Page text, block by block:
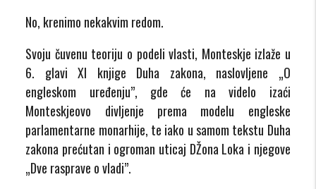
No, krenimo nekakvim redom.
Svoju čuvenu teoriju o podeli vlasti, Monteskje izlaže u
6. glavi XI knjige Duha zakona, naslovljene „O
engleskom uređenju”, gde će na videlo izaći
Monteskjeovo divljenje prema modelu engleske
parlamentarne monarhije, te iako u samom tekstu Duha
zakona prećutan i ogroman uticaj DŽona Loka i njegove
„Dve rasprave o vladi”.